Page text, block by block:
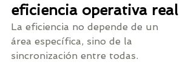
eficiencia operativa real
La eficiencia no depende de un
área específica, sino de la
sincronización entre todas.